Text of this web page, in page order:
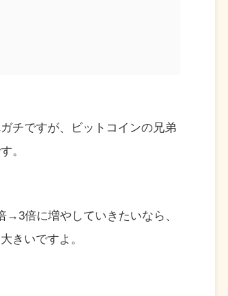
チですが、ビットコインの兄弟
。
→3倍に増やしていきたいなら、
きいですよ。